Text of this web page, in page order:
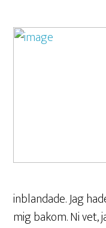
inblandade. Jag
mig bakom. Ni vet,